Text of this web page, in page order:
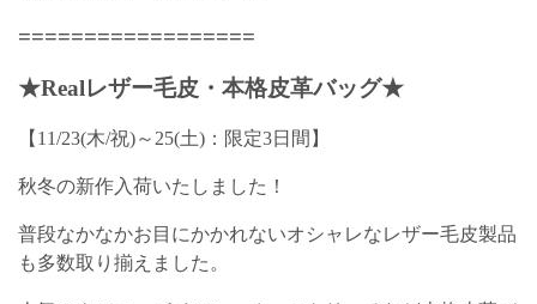
==================
★Realレザー毛皮・本格皮革バッグ★
【11/23(木/祝)～25(土)：限定3日間】
秋冬の新作入荷いたしました！
普段なかなかお目にかかれないオシャレなレザー毛皮製品
も多数取り揃えました。